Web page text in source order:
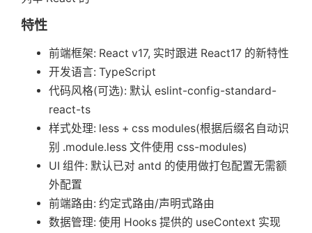
特性
前端框架: React v17, 实时跟进 React17 的新特性
开发语言: TypeScript
代码风格(可选): 默认 eslint-config-standard-
react-ts
样式处理: less + css modules(根据后缀名自动识
别 .module.less 文件使用 css-modules)
UI 组件: 默认已对 antd 的使用做打包配置无需额
外配置
前端路由: 约定式路由/声明式路由
数据管理: 使用 Hooks 提供的 useContext 实现